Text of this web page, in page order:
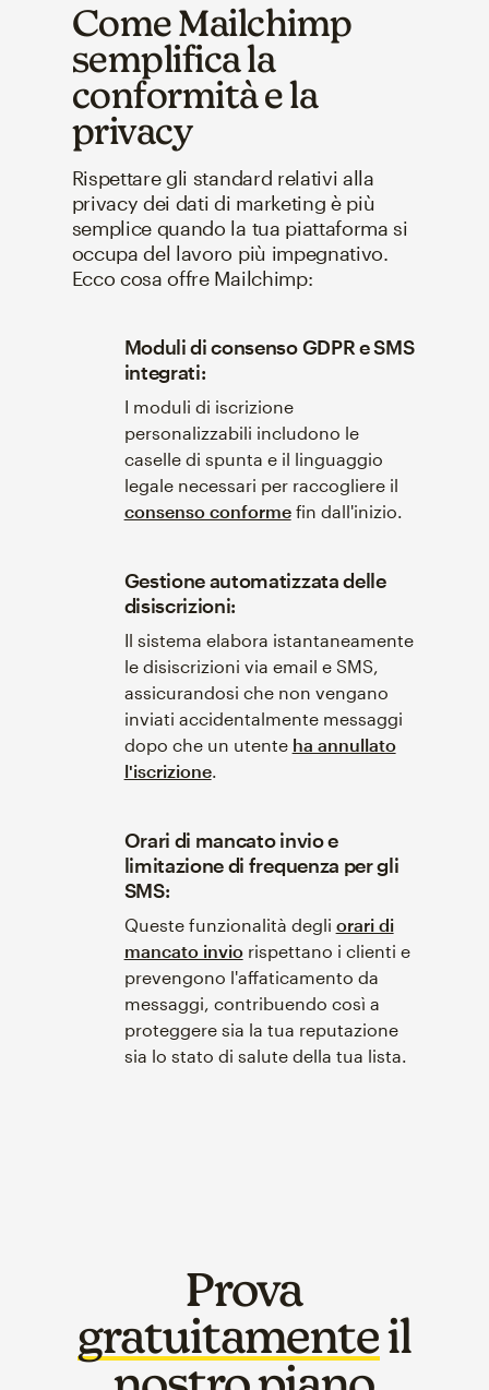
Come Mailchimp
semplifica la
conformità e la
privacy
Rispettare gli standard relativi alla
privacy dei dati di marketing è più
semplice quando la tua piattaforma si
occupa del lavoro più impegnativo.
Ecco cosa offre Mailchimp:
Moduli di consenso GDPR e SMS
integrati:
I moduli di iscrizione
personalizzabili includono le
caselle di spunta e il linguaggio
legale necessari per raccogliere il
consenso conformefin dall'inizio.
Gestione automatizzata delle
disiscrizioni:
Il sistema elabora istantaneamente
le disiscrizioni via email e SMS,
assicurandosi che non vengano
inviati accidentalmente messaggi
dopo che un utente ha annullato
l'iscrizione.
Orari di mancato invio e
limitazione di frequenza per gli
SMS:
Queste funzionalità degli orari di
mancato inviorispettano i clienti e
prevengono l'affaticamento da
messaggi, contribuendo così a
proteggere sia la tua reputazione
sia lo stato di salute della tua lista.
Prova
gratuitamenteil